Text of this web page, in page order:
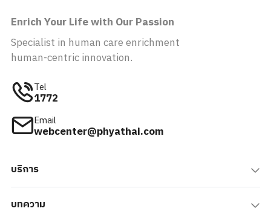
Enrich Your Life with Our Passion
Specialist in human care enrichment
human-centric innovation.
Tel
1772
Email
webcenter@phyathai.com
บริการ
บทความ